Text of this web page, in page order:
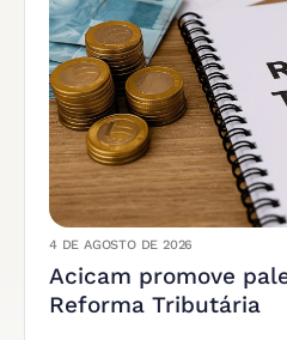
4 DE AGOSTO DE 2026
Acicam promove
Reforma Tributária